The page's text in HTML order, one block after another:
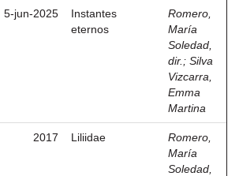
5-jun-2025
Instantes
eternos
Romero,
María
Soledad,
dir. ; Silva
Vizcarra,
Emma
Martina
2017 Liliidae
Romero,
María
Soledad,